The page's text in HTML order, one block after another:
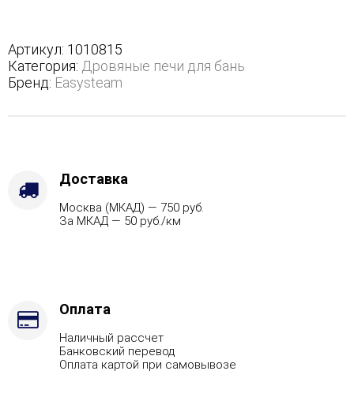
кожухе
с
открытым
верхом
Талькохлорит,
Защита
AISI
Артикул: 1010815
Категория: Дровяные печи для бань
Бренд: Easysteam
Доставка
Москва (МКАД) — 750 руб.
За МКАД — 50 руб./км
Оплата
Наличный рассчет
Банковский перевод
Оплата картой при самовывозе